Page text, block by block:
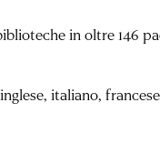
in oltre 146
italiano,